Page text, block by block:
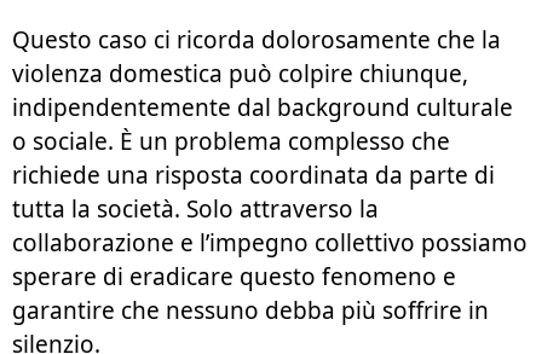
Questo caso ci ricorda dolorosamente che la
violenza domestica può colpire chiunque,
indipendentemente dal background culturale
o sociale. È un problema complesso che
richiede una risposta coordinata da parte di
tutta la società. Solo attraverso la
collaborazione e l’impegno collettivo possiamo
sperare di eradicare questo fenomeno e
garantire che nessuno debba più soffrire in
silenzio.